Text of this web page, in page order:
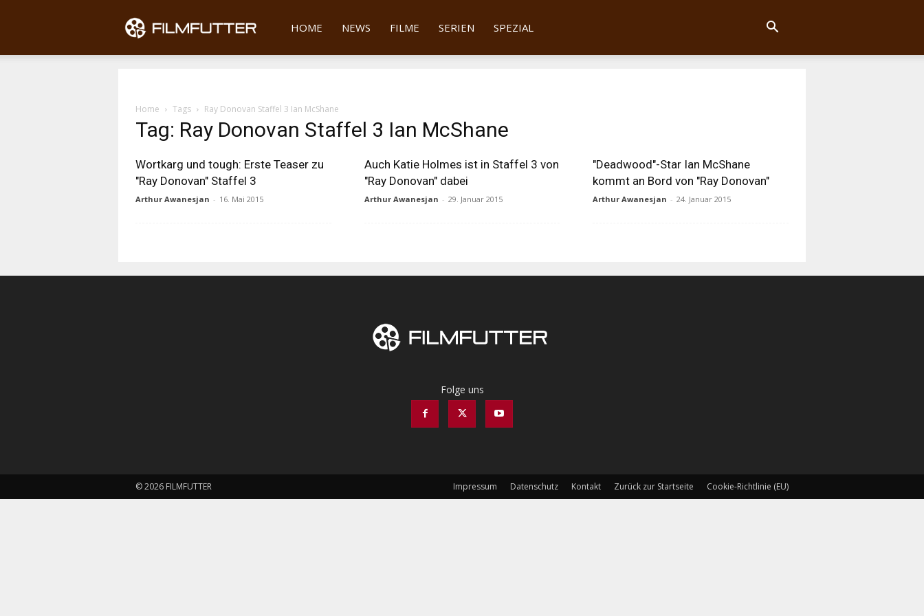
Filmfutter
HOME NEWS FILME SERIEN SPEZIAL
Home Tags Ray Donovan Staffel 3 Ian McShane
Tag: Ray Donovan Staffel 3 Ian McShane
Wortkarg und tough: Erste Teaser zu
"Ray Donovan" Staffel 3
Arthur Awanesjan - 16. Mai 2015
Auch Katie Holmes ist in Staffel 3 von
"Ray Donovan" dabei
Arthur Awanesjan - 29. Januar 2015
"Deadwood"-Star Ian McShane
kommt an Bord von "Ray Donovan"
Arthur Awanesjan - 24. Januar 2015
Folge uns
Impressum Datenschutz Kontakt Zurück zur Startseite Cookie-Richtlinie (EU)
© 2026 FILMFUTTER